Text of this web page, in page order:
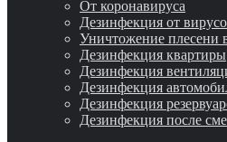
От коронавируса
Дезинфекция от
Уничтожение плесени
Дезинфекция квартиры
Дезинфекция
Дезинфекция
Дезинфекция
Дезинфекция после